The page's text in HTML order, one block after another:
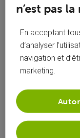
F
fredon
Lionel S
n’est pas
En acceptant
d’analyser
navigation et
marketing.